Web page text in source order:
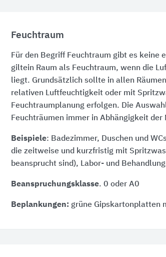
Feuchtraum
Für den Begriff Feuchtraum gibt es keine
giltein Raum als Feuchtraum, wenn die
liegt. Grundsätzlich sollte in allen
relativen Luftfeuchtigkeit oder mit
Feuchtraumplanung erfolgen. Die
Feuchträumen immer in Abhängigkeit
Beispiele: Badezimmer, Duschen und
die zeitweise und kurzfristig mit
beansprucht sind), Labor- und
Beanspruchungsklasse. 0 oder A0
Beplankungen: grüne Gipskartonplatten